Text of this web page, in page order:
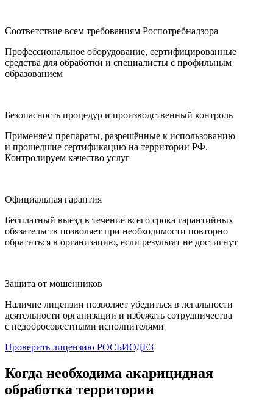
Соответствие всем требованиям Роспотребнадзора
Профессиональное оборудование, сертифицированные
средства для обработки и специалисты с профильным
образованием
Безопасность процедур и производственный контроль
Применяем препараты, разрешённые к использованию
и прошедшие сертификацию на территории РФ.
Контролируем качество услуг
Официальная гарантия
Бесплатный выезд в течение всего срока гарантийных
обязательств позволяет при необходимости повторно
обратиться в организацию, если результат не достигнут
Защита от мошенников
Наличие лицензии позволяет убедиться в легальности
деятельности организации и избежать сотрудничества
с недобросовестными исполнителями
Проверить лицензию РОСБИОДЕЗ
Когда необходима акарицидная
обработка территории